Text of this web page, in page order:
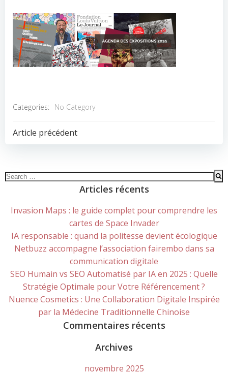
Categories: No Category
POST
Article précédent
Search
Articles récents
Invasion Maps : le guide complet pour comprendre les
cartes de Space Invader
IA responsable : quand la politesse devient écologique
Netbuzz accompagne l’association fairembo dans sa
communication digitale
SEO Humain vs SEO Automatisé par IA en 2025 : Quelle
Stratégie Optimale pour Votre Référencement ?
Nuence Cosmetics : Une Collaboration Digitale Inspirée
par la Médecine Traditionnelle Chinoise
Commentaires récents
Archives
novembre 2025